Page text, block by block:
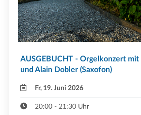
AUSGEBUCHT - Orgelkonzert
und Alain Dobler (Saxofon)
Fr, 19. Juni 2026
20:00 - 21:30 Uhr